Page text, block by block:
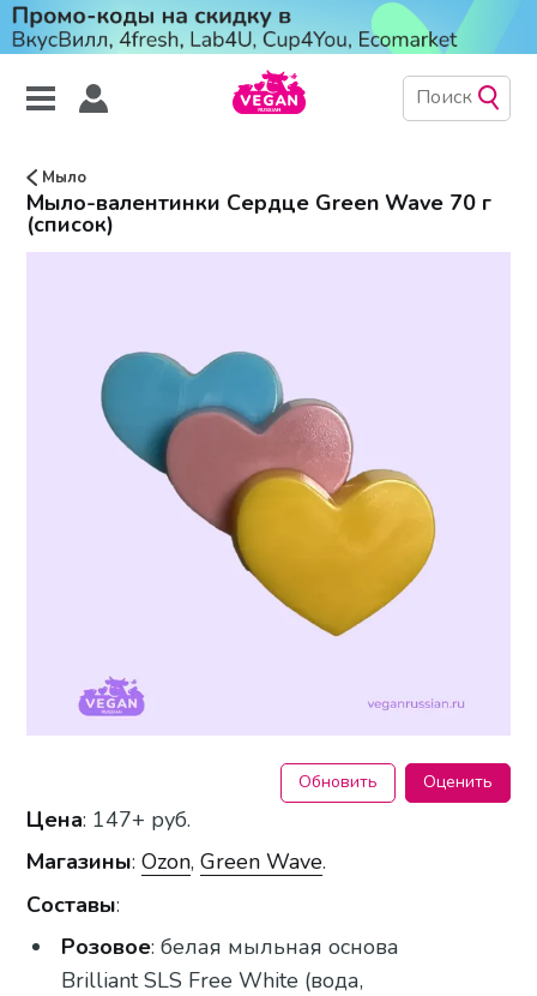
Мыло
Мыло-валентинки Сердце Green Wave 70 г
(список)
Обновить Оценить
Цена: 147+ руб.
Магазины:Ozon,Green Wave.
Составы:
Розовое: белая мыльная основа
Brilliant SLS Free White (вода,